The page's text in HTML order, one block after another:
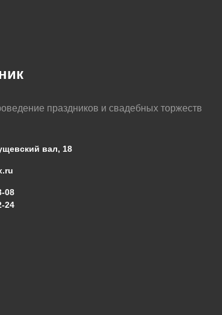
праздников и свадебных торжеств
вал, 18
08
24